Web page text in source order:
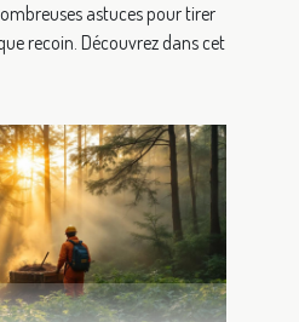
astuces pour tirer
recoin. Découvrez dans cet